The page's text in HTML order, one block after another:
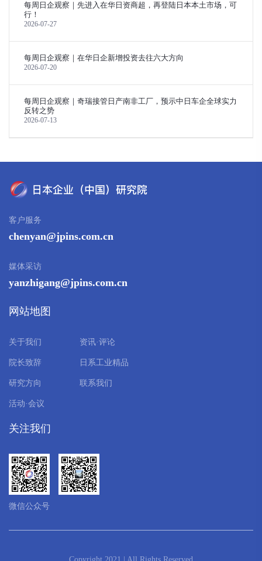
每周日企观察｜先进入在华日资商超，再登陆日本本土市场，可
行！
2026-07-27
每周日企观察｜在华日企新增投资去往六大方向
2026-07-20
每周日企观察｜奇瑞接管日产南非工厂，预示中日车企全球实力
反转之势
2026-07-13
客户服务
chenyan@jpins.com.cn
媒体采访
yanzhigang@jpins.com.cn
网站地图
关于我们
院长致辞
研究方向
活动·会议
资讯·评论
日系工业精品
联系我们
关注我们
微信公众号